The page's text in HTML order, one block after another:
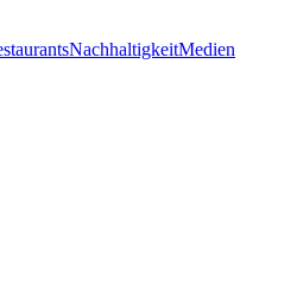
NachhaltigkeitMedien